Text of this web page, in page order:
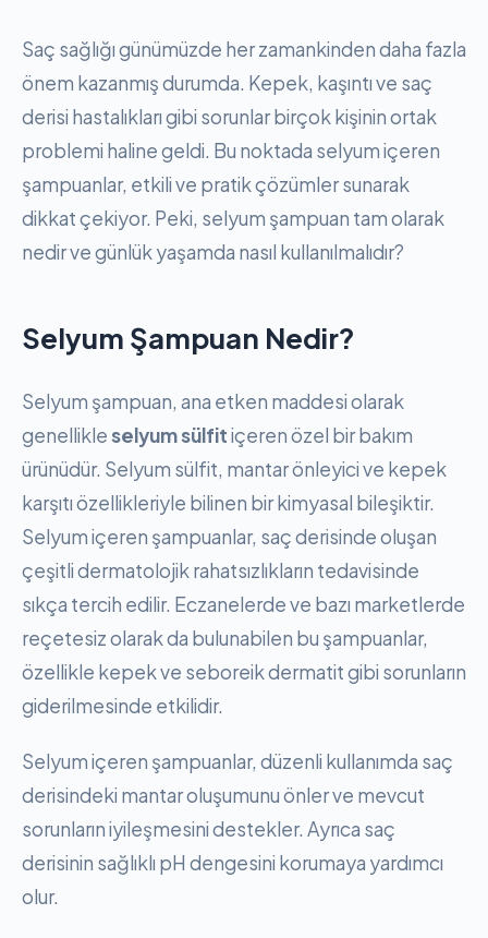
Saç sağlığı günümüzde her zamankinden daha fazla
önem kazanmış durumda. Kepek, kaşıntı ve saç
derisi hastalıkları gibi sorunlar birçok kişinin ortak
problemi haline geldi. Bu noktada selyum içeren
şampuanlar, etkili ve pratik çözümler sunarak
dikkat çekiyor. Peki, selyum şampuan tam olarak
nedir ve günlük yaşamda nasıl kullanılmalıdır?
Selyum Şampuan Nedir?
Selyum şampuan, ana etken maddesi olarak
genellikleselyum sülfitiçeren özel bir bakım
ürünüdür. Selyum sülfit, mantar önleyici ve kepek
karşıtı özellikleriyle bilinen bir kimyasal bileşiktir.
Selyum içeren şampuanlar, saç derisinde oluşan
çeşitli dermatolojik rahatsızlıkların tedavisinde
sıkça tercih edilir. Eczanelerde ve bazı marketlerde
reçetesiz olarak da bulunabilen bu şampuanlar,
özellikle kepek ve seboreik dermatit gibi sorunların
giderilmesinde etkilidir.
Selyum içeren şampuanlar, düzenli kullanımda saç
derisindeki mantar oluşumunu önler ve mevcut
sorunların iyileşmesini destekler. Ayrıca saç
derisinin sağlıklı pH dengesini korumaya yardımcı
olur.